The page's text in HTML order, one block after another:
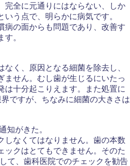
完全に元通りにはならない、しか
う点で、明らかに病気です。
の面からも問題であり、改善す
。
く、原因となる細菌を除去し、
ません。むし歯が生じるにいたっ
は十分起こりえます。また処置に
ですが、ちなみに細菌の大きさは
知がきた。
なくてはなりません。歯の本数
ックはとてもできません。そのた
て、歯科医院でのチェックを勧告